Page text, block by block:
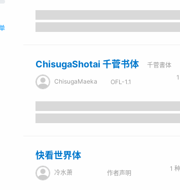
ChisugaShotai 千菅书体 千菅書体
ChisugaMaeka OFL-1.1
1
快看世界体
冷水萧 作者声明
1